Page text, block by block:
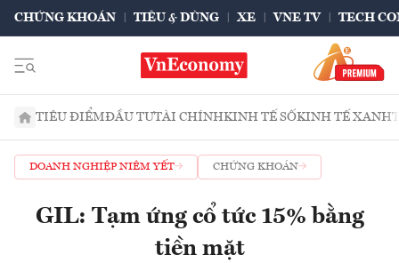
CHỨNG KHOÁN TIÊU & DÙNG XE VNE TV TECH
TIÊU ĐIỂMĐẦU TƯTÀI CHÍNHKINH TẾ SỐKINH TẾ XANH
DOANH NGHIỆP NIÊM YẾT CHỨNG KHOÁN
GIL: Tạm ứng cổ tức 15% bằng
tiền mặt